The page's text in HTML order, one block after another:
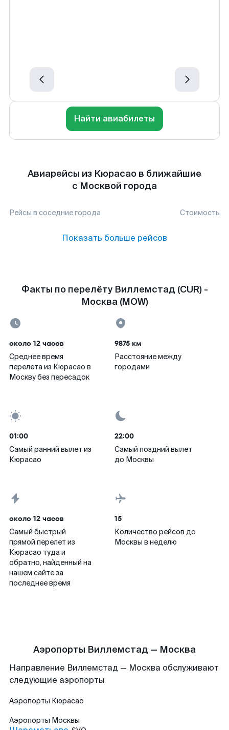
Найти авиабилеты
Авиарейсы из Кюрасао в ближайшие
с Москвой города
Рейсы в соседние города Стоимость
Показать больше рейсов
Факты по перелёту Виллемстад (CUR) -
Москва (MOW)
около 12 часов
Среднее время
перелета из Кюрасао в
Москву без пересадок
9875 км
Расстояние между
городами
01:00
Самый ранний вылет из
Кюрасао
22:00
Самый поздний вылет
до Москвы
около 12 часов
Самый быстрый
прямой перелет из
Кюрасао туда и
обратно, найденный на
нашем сайте за
последнее время
15
Количество рейсов до
Москвы в неделю
Аэропорты Виллемстад — Москва
Направление Виллемстад — Москва обслуживают
следующие аэропорты
Аэропорты Кюрасао
Аэропорты Москвы